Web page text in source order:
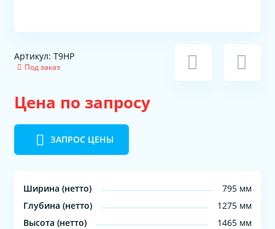
Артикул: T9HP
Под заказ
Цена по запросу
ЗАПРОС ЦЕНЫ
Ширина (нетто)
795 мм
Глубина (нетто)
1275 мм
Высота (нетто)
1465 мм